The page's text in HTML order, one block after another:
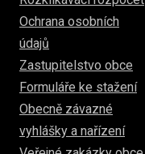
Ochrana osobních
údajů
Zastupitelstvo obce
Formuláře ke stažení
Obecně závazné
vyhlášky a nařízení